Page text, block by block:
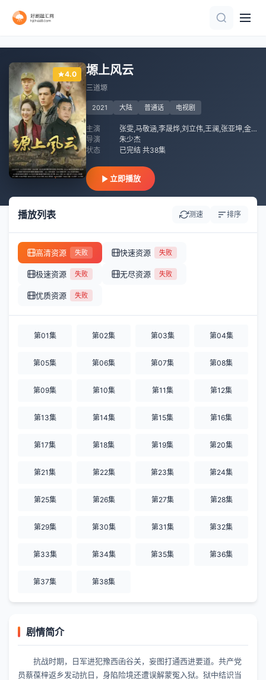
4.0 塬上风云
三道塬
2021 大陆 普通话 电视剧
主演
张雯,马敬涵,李晟烨,刘立伟,王澜,张亚坤,金璐莹,薛奇,杨皓宇
导演
朱少杰
状态
已完结 共38集
立即播放
播放列表 测速 排序
高清资源 失败 快速资源 失败
极速资源 失败 无尽资源 失败
优质资源 失败
第01集 第02集 第03集 第04集
第05集 第06集 第07集 第08集
第09集 第10集 第11集 第12集
第13集 第14集 第15集 第16集
第17集 第18集 第19集 第20集
第21集 第22集 第23集 第24集
第25集 第26集 第27集 第28集
第29集 第30集 第31集 第32集
第33集 第34集 第35集 第36集
第37集 第38集
剧情简介
抗战时期，日军进犯豫西函谷关，妄图打通西进要道。共产党
员蔡葆梓返乡发动抗日，身陷险境还遭误解蒙冤入狱。狱中结识当
已完结
已完结 共8集
已完结 共30集
全集
全集
全集
已完结 共4集
全集
全集
第1集